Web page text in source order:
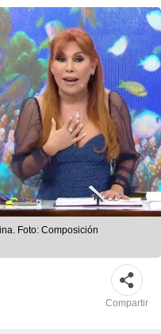
Foto: Composición
Compartir